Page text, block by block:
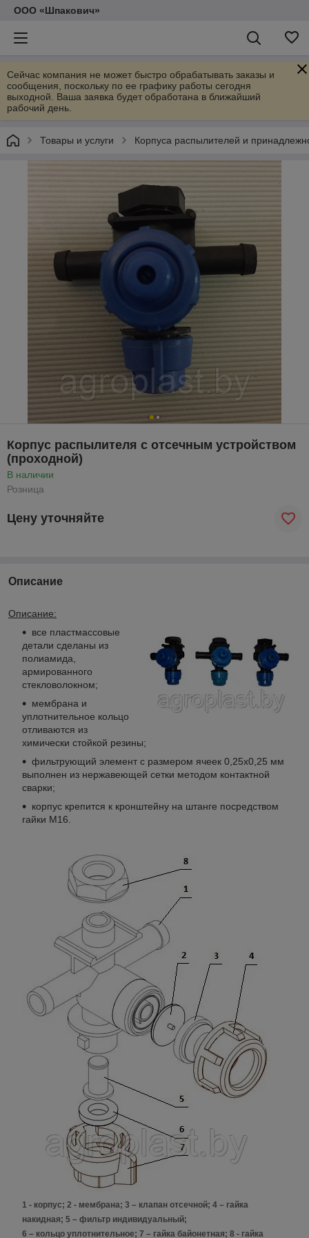
ООО «Шпакович»
Сейчас компания не может быстро обрабатывать заказы и
сообщения, поскольку по ее графику работы сегодня
выходной. Ваша заявка будет обработана в ближайший
рабочий день.
Товары и услуги Корпуса распылителей и
Корпус распылителя с отсечным устройством
(проходной)
В наличии
Розница
Цену уточняйте
Описание
Описание:
все пластмассовые
детали сделаны из
полиамида,
армированного
стекловолокном;
мембрана и
уплотнительное кольцо
отливаются из
химически стойкой резины;
фильтрующий элемент с размером ячеек 0,25х0,25 мм
выполнен из нержавеющей сетки методом контактной
сварки;
корпус крепится к кронштейну на штанге посредством
гайки М16.
1 - корпус; 2 - мембрана; 3 – клапан отсечной; 4 – гайка
накидная; 5 – фильтр индивидуальный;
6 – кольцо уплотнительное; 7 – гайка байонетная; 8 - гайка